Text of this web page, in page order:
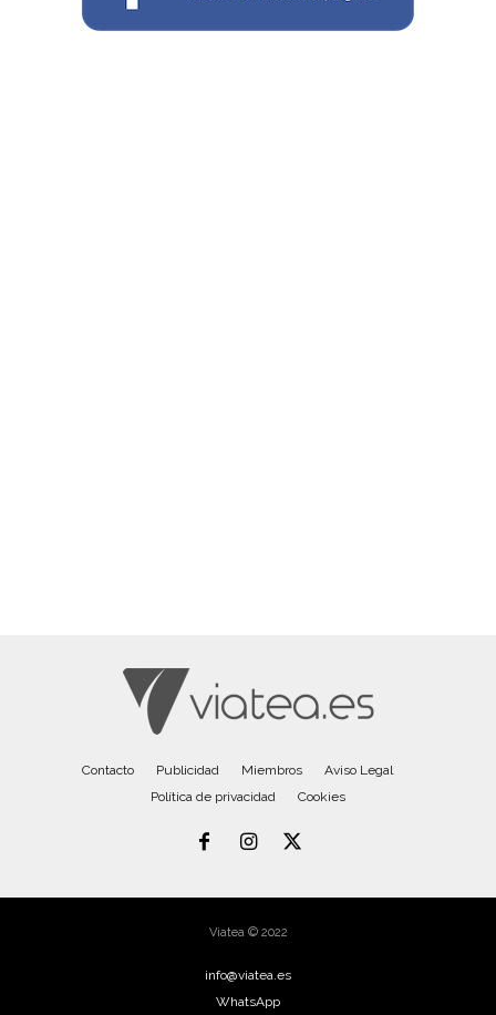
Contacto Publicidad Miembros
Aviso Legal
Política de privacidad
Cookies
Viatea © 2022
info@viatea.es
WhatsApp